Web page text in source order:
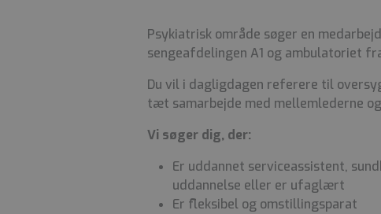
Psykiatrisk område søger en
sengeafdelingen A1 og ambulatoriet
Du vil i dagligdagen referere til
tæt samarbejde med mellemlederne
Vi søger dig, der:
Er uddannet serviceassistent,
uddannelse eller er ufaglært
Er fleksibel og omstillingsparat